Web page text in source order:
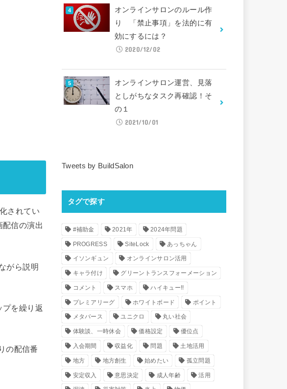
されてい
信の演出
がら説明
を繰り返
の配信番
オンラインサロンのルール作
り 「禁止事項」を法的に有
効にするには？
2020/12/02
オンラインサロン運営、見落
としがちなタスク再確認！そ
の１
2021/10/01
Tweets by BuildSalon
タグで探す
#補助金 2021年 2024年問題
PROGRESS SiteLock あっちゃん
イソンギュン オンラインサロン活用
キャラ付け グリーントランスフォーメーション
コメント スマホ ハイキュー!!
プレミアリーグ ホワイトボード ポイント
メタバース ユニクロ 丸い社会
体験談、一時休会 価格設定 優位点
入会期間 収益化 問題 土地活用
地方 地方創生 始めたい 孤立問題
安定収入 意思決定 成人年齢 活用